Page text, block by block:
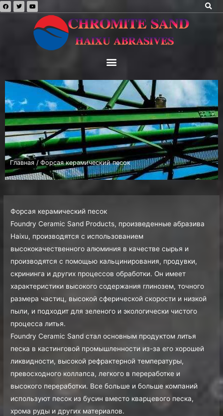
Главная / Форсая керамический песок
Форсая керамический песок
Foundry Ceramic Sand Products, произведенные абразива
Haixu, производятся с использованием
высококачественного алюминия в качестве сырья и
производятся с помощью кальцинирования, продувки,
скрининга и других процессов обработки. Он имеет
характеристики высокого содержания глинозем, точного
размера частиц, высокой сферической скорости и низкой
пыли, и подходит для зеленого и экологически чистого
процесса литья.
Foundry Ceramic Sand стал основным продуктом литья
песка в кастинговой промышленности из-за его хорошей
ликвидности, высокой рефрактерной температуры,
превосходного коллапса, легкого в переработке и
высокого переработки. Все больше и больше компаний
используют песок из бусин вместо кварцевого песка,
хрома руды и других материалов.